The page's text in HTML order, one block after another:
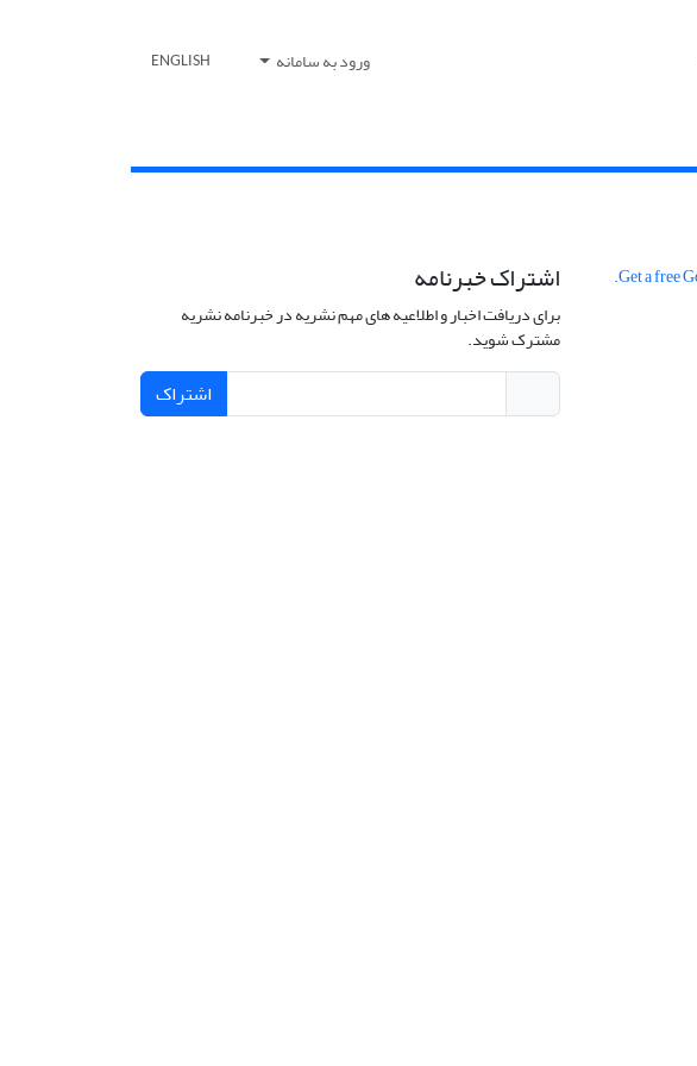
ورود به سامانه ENGLISH
اشتراک خبرنامه
برای دریافت اخبار و اطلاعیه های مهم نشریه در خبرنامه نشریه
مشترک شوید.
اشتراک